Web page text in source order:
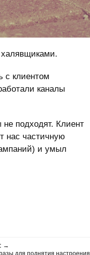
халявщиками.
с клиентом
каналы
подходят. Клиент
нас частичную
и умыл
→
для поднятия настроения